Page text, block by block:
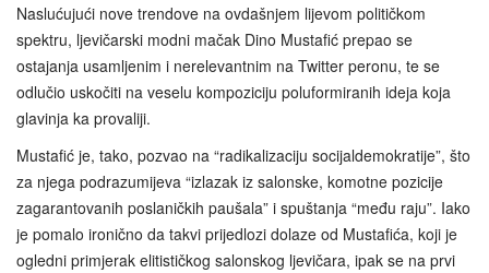
Naslućujući nove trendove na ovdašnjem lijevom političkom
spektru, ljevičarski modni mačak Dino Mustafić prepao se
ostajanja usamljenim i nerelevantnim na Twitter peronu, te se
odlučio uskočiti na veselu kompoziciju poluformiranih ideja koja
glavinja ka provaliji.
Mustafić je, tako, pozvao na “radikalizaciju socijaldemokratije”, što
za njega podrazumijeva “izlazak iz salonske, komotne pozicije
zagarantovanih poslaničkih paušala” i spuštanja “među raju”. Iako
je pomalo ironično da takvi prijedlozi dolaze od Mustafića, koji je
ogledni primjerak elitističkog salonskog ljevičara, ipak se na prvi